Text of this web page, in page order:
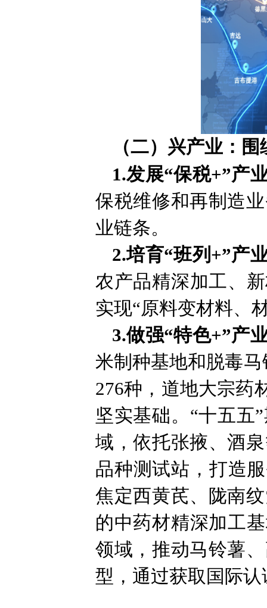
（二）兴产业：
1.发展“保税+”产
保税维修和再制造
业链条。
2.培育“班列+”产
农产品精深加工、
实现“原料变材料、
3.做强“特色+”产
米制种基地和脱毒
276种，道地大宗药
坚实基础。“十五五
域，依托张掖、酒
品种测试站，打造
焦定西黄芪、陇南
的中药材精深加工
领域，推动马铃薯
型，通过获取国际认